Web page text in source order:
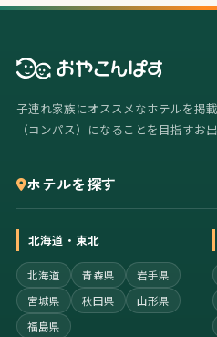
子連れ家族にオススメなホテルを掲
（コンパス）になることを目指すお
ホテルを探す
北海道・東北
北海道 青森県
岩手県
宮城県
秋田県
山形県
福島県